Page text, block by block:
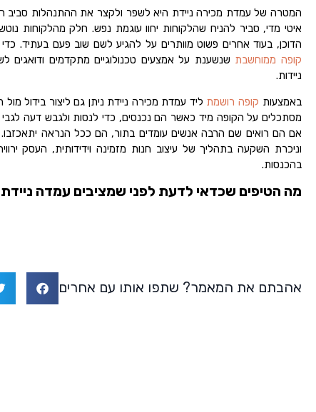
המטרה של עמדת מכירה ניידת היא לשפר ולקצר את ההתנהלות סביב
איטי מדי, סביר להניח שהלקוחות יחוו עוגמת נפש. חלק מהלקוחות
הדוכן, בעוד אחרים פשוט מוותרים על להגיע לשם שוב פעם בעתיד.
קופה ממוחשבת שנשענת על אמצעים טכנולוגיים מתקדמים ודואגים
ניידות.
באמצעות קופה רושמת ליד עמדת מכירה ניידת ניתן גם ליצור בידול
מסתכלים על הקופה מיד כאשר הם נכנסים, כדי לנסות ולגבש דעה לגבי
אם הם רואים שם הרבה אנשים עומדים בתור, הם ככל הנראה
וניכרת השקעה בתהליך של עיצוב חנות מזמינה וידידותית, העסק
בהכנסות.
מה הטיפים שכדאי לדעת לפני שמציבים עמדה
אהבתם את המאמר? שתפו אותו עם אחרים